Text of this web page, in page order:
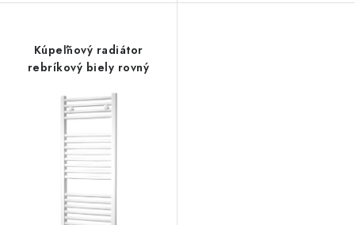
Kúpeľňový radiátor
rebríkový biely rovný